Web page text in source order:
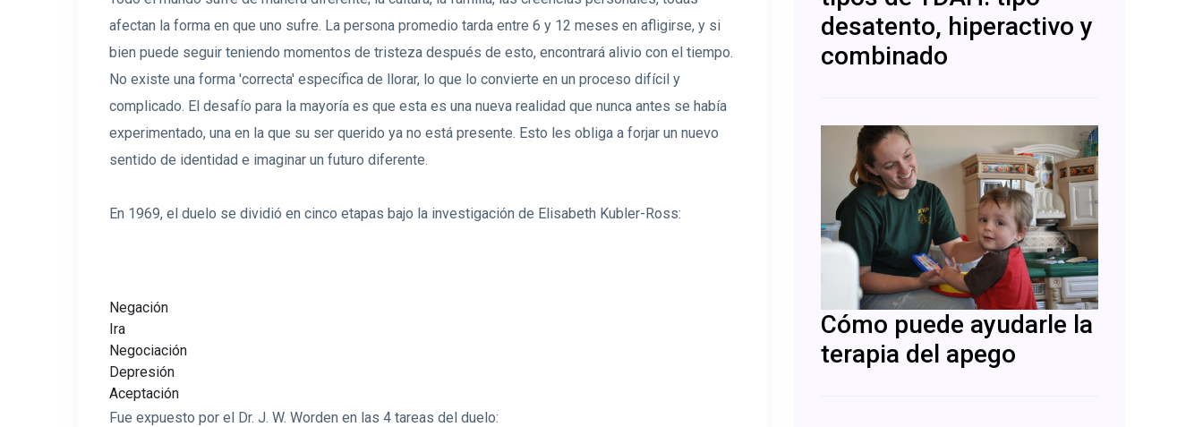
afectan la forma en que uno sufre. La persona promedio tarda entre 6 y 12 meses en afligirse, y si
bien puede seguir teniendo momentos de tristeza después de esto, encontrará alivio con el tiempo.
No existe una forma 'correcta' específica de llorar, lo que lo convierte en un proceso difícil y
complicado. El desafío para la mayoría es que esta es una nueva realidad que nunca antes se había
experimentado, una en la que su ser querido ya no está presente. Esto les obliga a forjar un nuevo
sentido de identidad e imaginar un futuro diferente.
En 1969, el duelo se dividió en cinco etapas bajo la investigación de Elisabeth Kubler-Ross:
Negación
Ira
Negociación
Depresión
Aceptación
Fue expuesto por el Dr. J. W. Worden en las 4 tareas del duelo:
desatento, hiperactivo y
combinado
Cómo puede ayudarle la
terapia del apego